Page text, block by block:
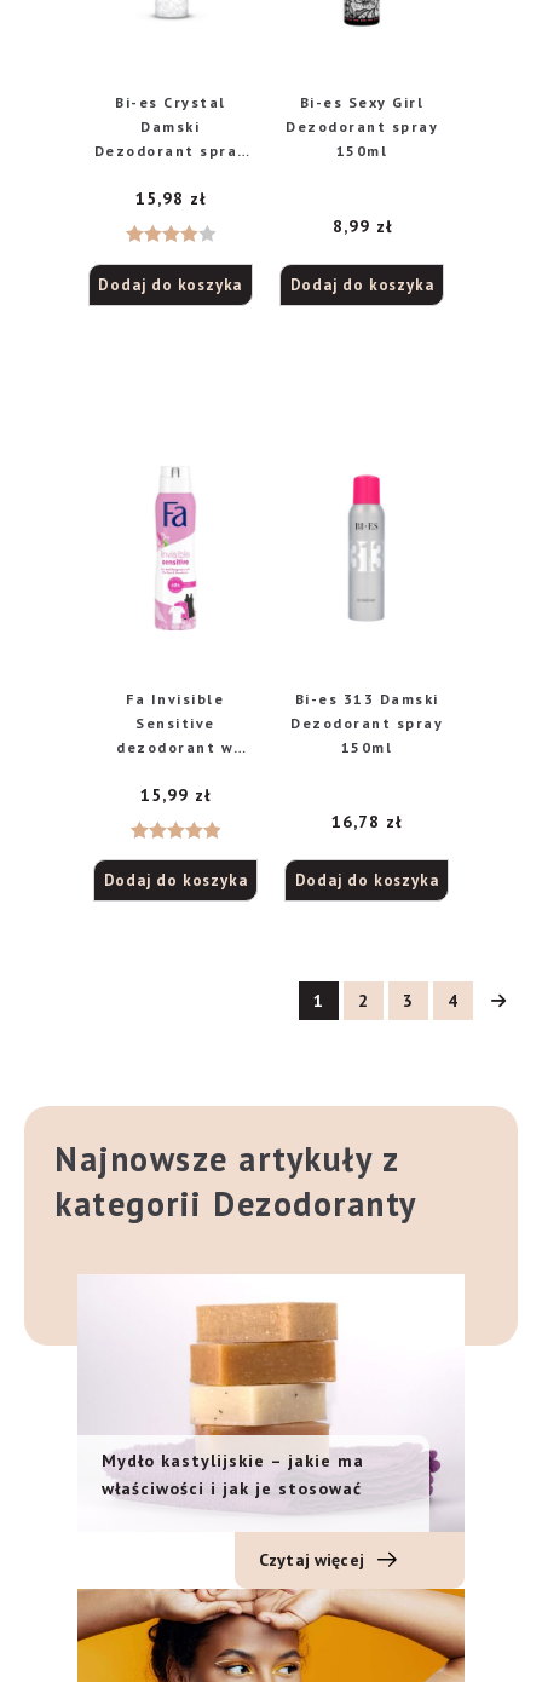
Bi-es Crystal
Damski
Dezodorant spray
4.00na
15,98 zł
Dodaj do koszyka
Bi-es Sexy Girl
Dezodorant spray
150ml
8,99 zł
Dodaj do koszyka
Fa Invisible
Sensitive
dezodorant w
5.00na 5
15,99 zł
Dodaj do koszyka
Bi-es 313 Damski
Dezodorant spray
150ml
16,78 zł
Dodaj do koszyka
1 2 3 4
Najnowsze artykuły z
kategorii Dezodoranty
Mydło kastylijskie – jakie ma
właściwości i jak je stosować
Czytaj więcej